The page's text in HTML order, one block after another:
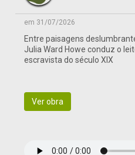
em 31/07/2026
Entre paisagens
Julia Ward Howe conduz o
escravista do século XIX
Ver obra